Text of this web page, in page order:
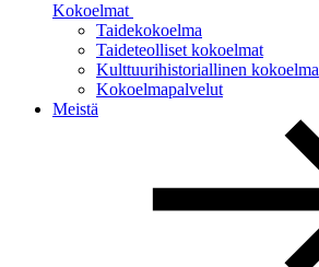
Kokoelmat
Taidekokoelma
Taideteolliset kokoelmat
Kulttuurihistoriallinen kokoelma
Kokoelmapalvelut
Meistä